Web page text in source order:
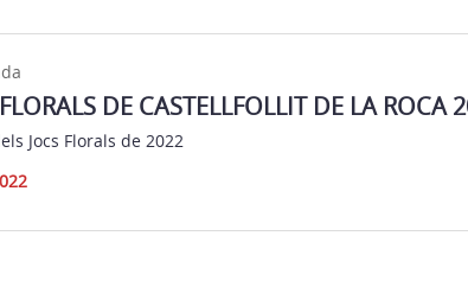
DE CASTELLFOLLIT DE LA ROCA
Jocs Florals de 2022